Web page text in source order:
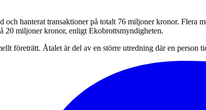
och hanterat transaktioner på totalt 76 miljoner kronor. Flera
20 miljoner kronor, enligt Ekobrottsmyndigheten.
företrätt. Åtalet är del av en större utredning där en person